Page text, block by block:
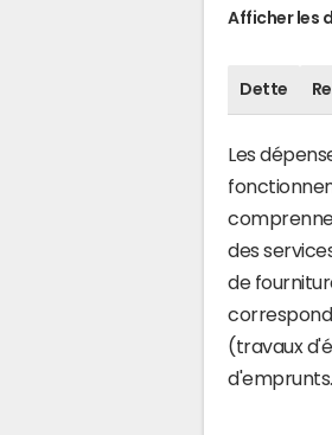
Afficher les
Dette
Les
des
de
(travaux
d'emprunts.